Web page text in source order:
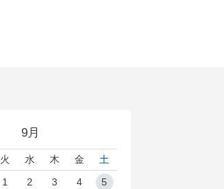
9月
火 水 木 金
土
1
2 3 4 5